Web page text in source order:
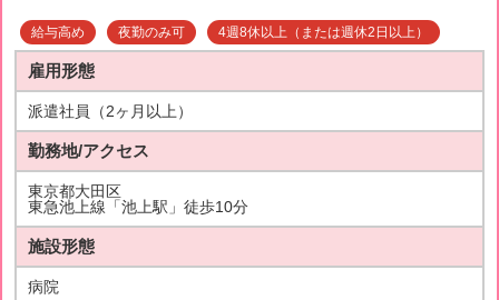
給与高め 夜勤のみ可 4週8休以上（または週休2日以上）
雇用形態
派遣社員（2ヶ月以上）
勤務地/アクセス
東京都大田区
東急池上線「池上駅」徒歩10分
施設形態
病院